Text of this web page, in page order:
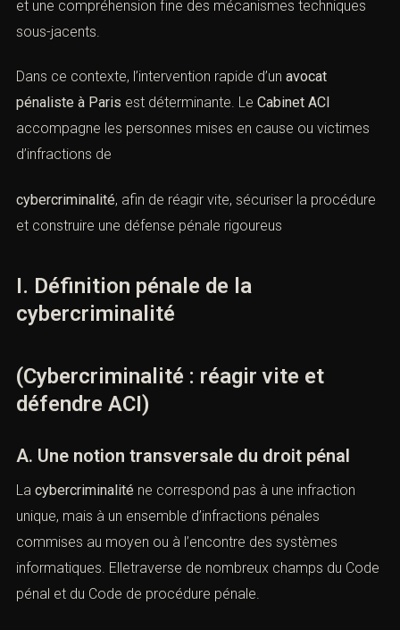
double compétence : une parfaite maîtrise dudroit pénal
et une compréhension fine des mécanismes techniques
Dans ce contexte, l’intervention rapide d’unavocat
pénaliste à Paris est déterminante. LeCabinet ACI
accompagne les personnes mises en cause ou victimes
cybercriminalité, afin de réagir vite, sécuriser la
I. Définition pénale de la
(Cybercriminalité : réagir vite et
A. Une notion transversale du droit pénal
Lacybercriminaliténe correspond pas à une infraction
unique, mais à un ensemble d’infractions pénales
commises au moyen ou à l’encontre des systèmes
informatiques. Elletraverse de nombreux champs du